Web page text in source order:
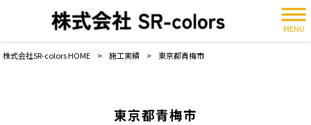
MENU
株式会社SR-colors HOME > 施工実績 > 東京都青梅市
東京都青梅市